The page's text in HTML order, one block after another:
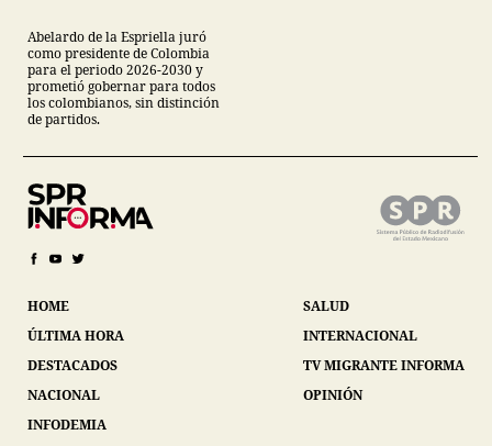
Abelardo de la Espriella juró
como presidente de Colombia
para el periodo 2026-2030 y
prometió gobernar para todos
los colombianos, sin distinción
de partidos.
HOME
ÚLTIMA HORA
DESTACADOS
NACIONAL
INFODEMIA
SALUD
INTERNACIONAL
TV MIGRANTE INFORMA
OPINIÓN